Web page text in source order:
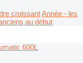
croissantAnnée - les
au début